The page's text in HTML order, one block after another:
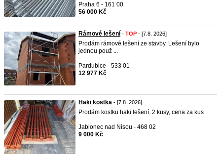
Praha 6 - 161 00
56 000 Kč
Rámové lešení - TOP - [7.8. 2026]
Prodám rámové lešení ze stavby. Lešení bylo
jednou použ ...
Pardubice - 533 01
12 977 Kč
Haki kostka - [7.8. 2026]
Prodám kostku haki lešení. 2 kusy, cena za kus
Jablonec nad Nisou - 468 02
9 000 Kč